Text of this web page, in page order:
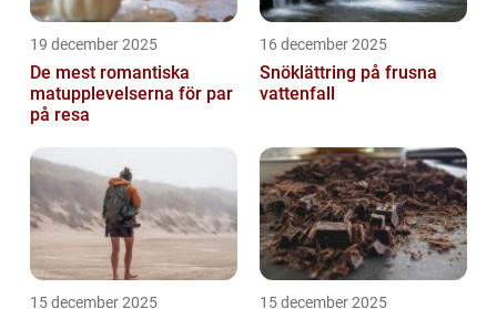
19 december 2025
De mest romantiska
matupplevelserna för par
på resa
16 december 2025
Snöklättring på frusna
vattenfall
15 december 2025 15 december 2025